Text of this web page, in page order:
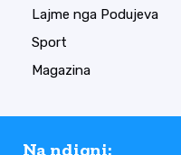
Lajme nga Podujeva
Sport
Magazina
Na ndiqni: